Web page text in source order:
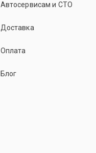
Автосервисам и СТО
Доставка
Оплата
Блог